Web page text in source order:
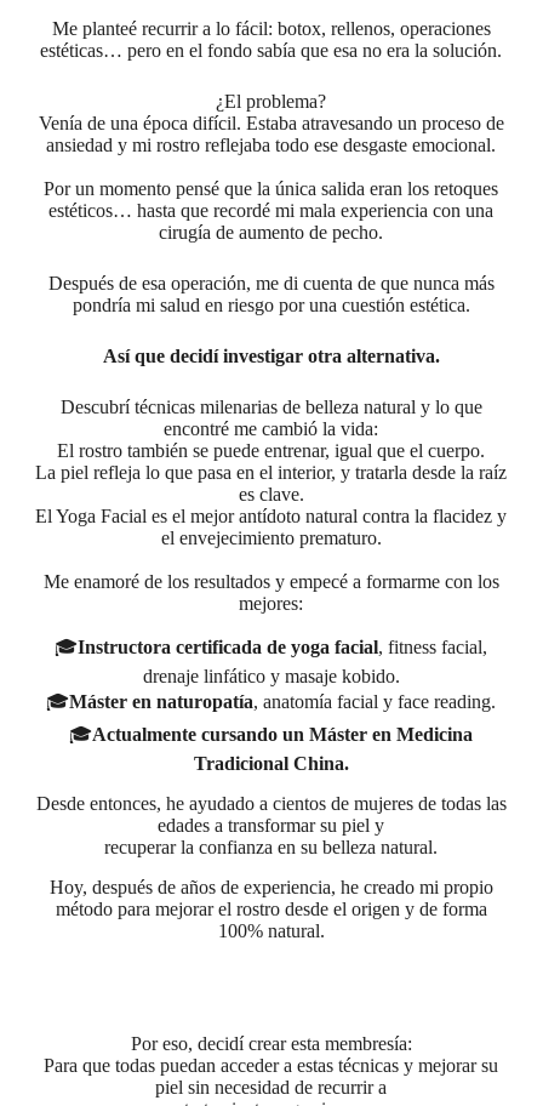
Me planteé recurrir a lo fácil: botox, rellenos, operaciones
estéticas… pero en el fondo sabía que esa no era la solución.
¿El problema?
Venía de una época difícil. Estaba atravesando un proceso de
ansiedad y mi rostro reflejaba todo ese desgaste emocional.
Por un momento pensé que la única salida eran los retoques
estéticos… hasta que recordé mi mala experiencia con una
cirugía de aumento de pecho.
Después de esa operación, me di cuenta de que nunca más
pondría mi salud en riesgo por una cuestión estética.
Así que decidí investigar otra alternativa.
Descubrí técnicas milenarias de belleza natural y lo que
encontré me cambió la vida:
El rostro también se puede entrenar, igual que el cuerpo.
La piel refleja lo que pasa en el interior, y tratarla desde la raíz
es clave.
El Yoga Facial es el mejor antídoto natural contra la flacidez y
el envejecimiento prematuro.
Me enamoré de los resultados y empecé a formarme con los
mejores:
🎓Instructora certificada de yoga facial, fitness facial,
drenaje linfático y masaje kobido.
🎓Máster en naturopatía, anatomía facial y face reading.
🎓Actualmente cursando un Máster en Medicina
Tradicional China.
Desde entonces, he ayudado a cientos de mujeres de todas las
edades a transformar su piel y
recuperar la confianza en su belleza natural.
Hoy, después de años de experiencia, he creado mi propio
método para mejorar el rostro desde el origen y de forma
100% natural.
Por eso, decidí crear esta membresía:
Para que todas puedan acceder a estas técnicas y mejorar su
piel sin necesidad de recurrir a